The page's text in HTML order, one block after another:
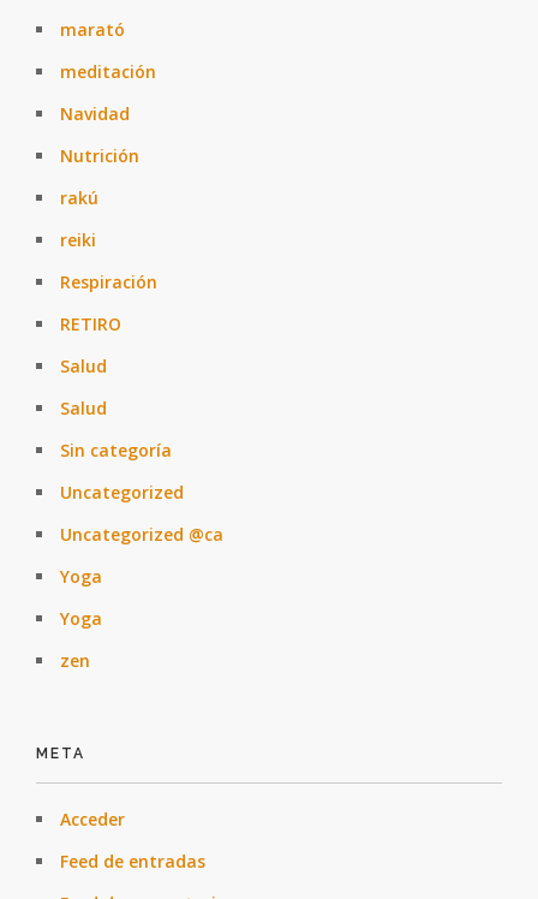
marató
meditación
Navidad
Nutrición
rakú
reiki
Respiración
RETIRO
Salud
Salud
Sin categoría
Uncategorized
Uncategorized @ca
Yoga
Yoga
zen
META
Acceder
Feed de entradas